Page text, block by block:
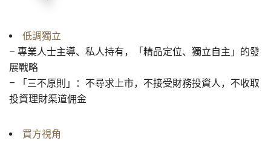
低調獨立
– 專業人士主導、私人持有，「精品定位、獨立自主」的發
展戰略
– 「三不原則」：不尋求上市，不接受財務投資人，不收取
投資理財渠道佣金
買方視角